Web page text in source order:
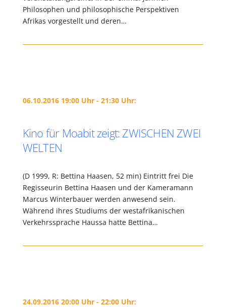
Philosophen und philosophische Perspektiven
Afrikas vorgestellt und deren…
06.10.2016 19:00 Uhr - 21:30 Uhr:
Kino für Moabit zeigt: ZWISCHEN ZWEI
WELTEN
(D 1999, R: Bettina Haasen, 52 min) Eintritt frei Die
Regisseurin Bettina Haasen und der Kameramann
Marcus Winterbauer werden anwesend sein.
Während ihres Studiums der westafrikanischen
Verkehrssprache Haussa hatte Bettina…
24.09.2016 20:00 Uhr - 22:00 Uhr: